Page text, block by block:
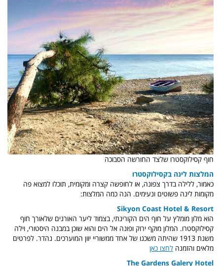
חוף קסילוקסטרו שלצד החורשה הסבוכה
המלצות לינה בקסילוקסטרו
כאמור, ללילה בדרך צפונה, או לחופשה קצרה ומקומית, תוכלו למצוא פה
מקומות לינה פשוטים ונעימים. הנה כמה המלצות:
Sikyon Coast Hotel & Resort
הוא מלון מומלץ על חוף הים הקורינתי, בצמוד ליער האורנים שלאורך חוף
קסילוקסטרו. המלון מוקף ירוק ופונה אל הים והוא שוכן במבנה היסטורי, וילה
משנת 1913 שהיתה משכנו של אחד ממשוריי יוון המוערכים. נהדר. לפרטים
מלאים והזמנה לחצו כאן
The Gardens Galery Hotel